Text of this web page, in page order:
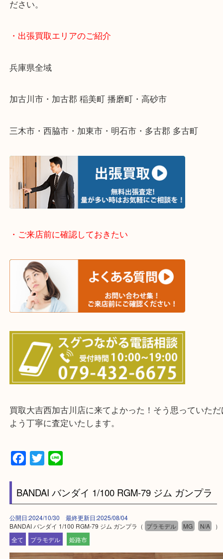
終活・遺品整理・生前整理・断捨離・引っ越し
物を整理するケースは年々増えてきています。
そんなときはお気軽に下記フォームより出張買取を
ださい。
・出張買取エリアのご紹介
兵庫県全域
加古川市・加古郡 稲美町 播磨町・高砂市
三木市・西脇市・加東市・明石市・多古郡 多古町
・ご来店前に確認しておきたい